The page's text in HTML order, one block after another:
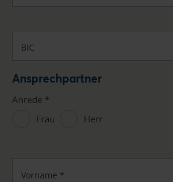
BIC
Ansprechpartner
Anrede *
Frau
Herr
Vorname *